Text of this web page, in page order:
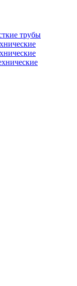
трубы